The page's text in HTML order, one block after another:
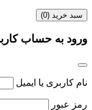
سبد خرید (0
)
ورود به حساب
نام کاربری یا ایمیل
رمز عبور